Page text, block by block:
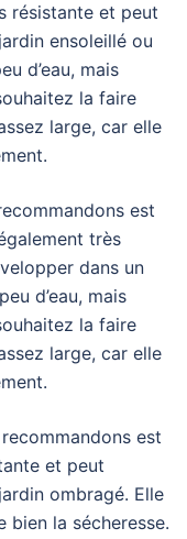
résistante et peut
ensoleillé ou
d’eau, mais
la faire
large, car elle
est
très
dans un
d’eau, mais
la faire
large, car elle
est
et peut
ombragé. Elle
bien la sécheresse.